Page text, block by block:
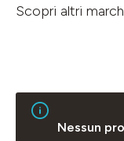
Scopri altri
Nessun